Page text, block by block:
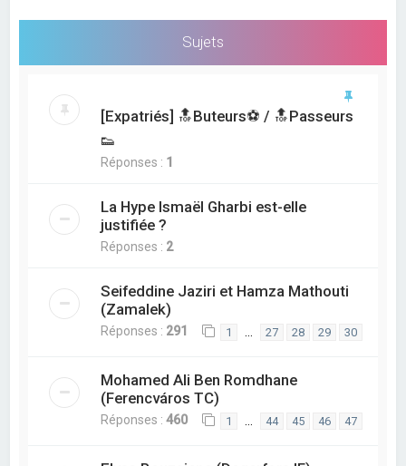
Sujets
[Expatriés] 🔝Buteurs⚽ / 🔝Passeurs
👟
Réponses : 1
La Hype Ismaël Gharbi est-elle
justifiée ?
Réponses : 2
Seifeddine Jaziri et Hamza Mathouti
(Zamalek)
Réponses : 291 1 … 27 28 29 30
Mohamed Ali Ben Romdhane
(Ferencváros TC)
Réponses :460 1 … 44 45 46 47